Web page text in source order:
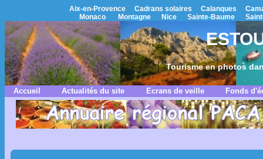
Aix-en-Provence Cadrans solaires Calanques
Monaco
Montagne Nice Sainte-Baume
Tourisme en photos
Accueil Actualités du site Ecrans de veille Fonds